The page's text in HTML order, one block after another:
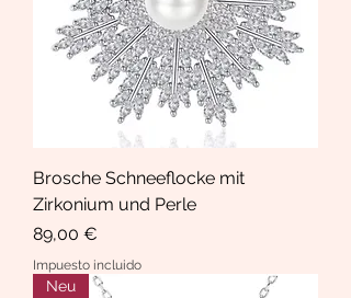
Brosche Schneeflocke mit
Zirkonium und Perle
Precio
89,00 €
Impuesto incluido
Neu